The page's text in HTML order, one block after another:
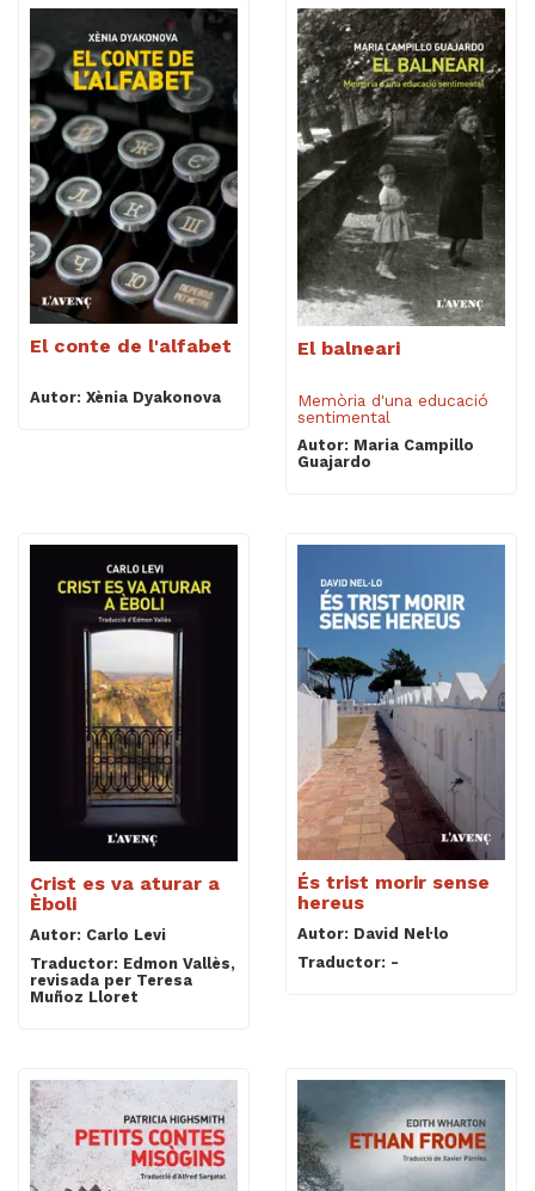
El conte de l'alfabet
Autor: Xènia Dyakonova
El balneari
Memòria d'una educació
sentimental
Autor: Maria Campillo
Guajardo
Crist es va aturar a
Èboli
Autor: Carlo Levi
Traductor: Edmon Vallès,
revisada per Teresa
Muñoz Lloret
És trist morir sense
hereus
Autor: David Nel·lo
Traductor: -